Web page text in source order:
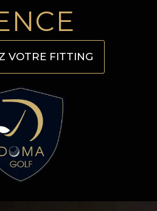
VOTRE FITTING